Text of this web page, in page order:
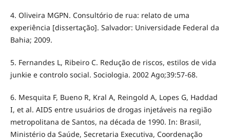
4. Oliveira MGPN. Consultório de rua: relato de uma
experiência [dissertação]. Salvador: Universidade Federal da
Bahia; 2009.
5. Fernandes L, Ribeiro C. Redução de riscos, estilos de vida
junkie e controlo social. Sociologia. 2002 Ago;39:57-68.
6. Mesquita F, Bueno R, Kral A, Reingold A, Lopes G, Haddad
I, et al. AIDS entre usuários de drogas injetáveis na região
metropolitana de Santos, na década de 1990. In: Brasil,
Ministério da Saúde, Secretaria Executiva, Coordenação